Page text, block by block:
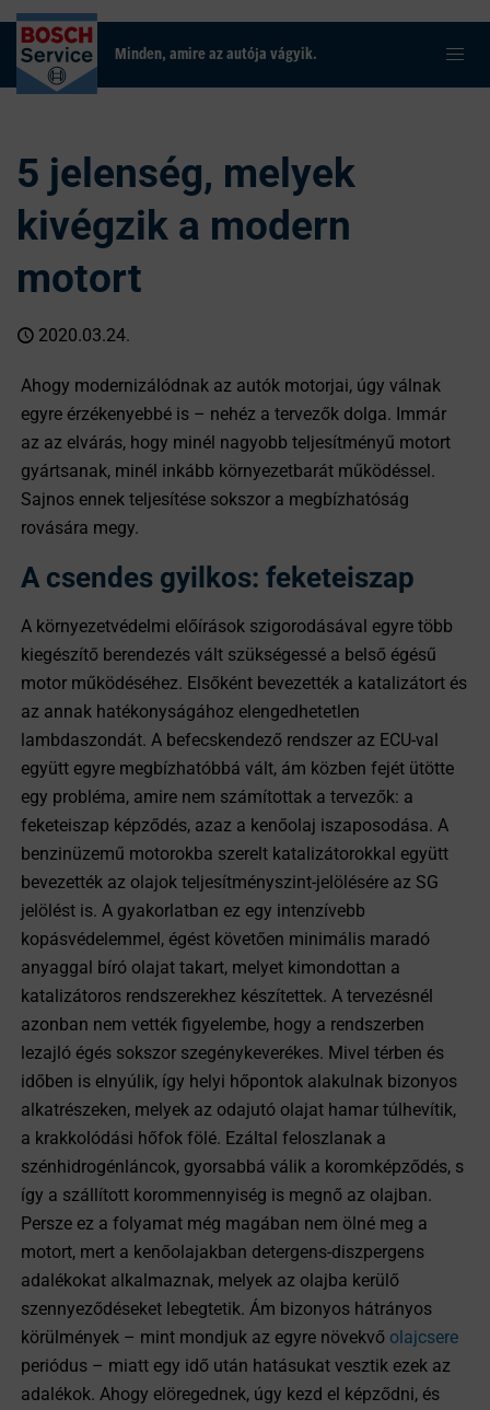
Minden, amire az autója vágyik.
5 jelenség, melyek
kivégzik a modern
motort
2020.03.24.
Ahogy modernizálódnak az autók motorjai, úgy válnak
egyre érzékenyebbé is – nehéz a tervezők dolga. Immár
az az elvárás, hogy minél nagyobb teljesítményű motort
gyártsanak, minél inkább környezetbarát működéssel.
Sajnos ennek teljesítése sokszor a megbízhatóság
rovására megy.
A csendes gyilkos: feketeiszap
A környezetvédelmi előírások szigorodásával egyre több
kiegészítő berendezés vált szükségessé a belső égésű
motor működéséhez. Elsőként bevezették a katalizátort és
az annak hatékonyságához elengedhetetlen
lambdaszondát. A befecskendező rendszer az ECU-val
együtt egyre megbízhatóbbá vált, ám közben fejét ütötte
egy probléma, amire nem számítottak a tervezők: a
feketeiszap képződés, azaz a kenőolaj iszaposodása. A
benzinüzemű motorokba szerelt katalizátorokkal együtt
bevezették az olajok teljesítményszint-jelölésére az SG
jelölést is. A gyakorlatban ez egy intenzívebb
kopásvédelemmel, égést követően minimális maradó
anyaggal bíró olajat takart, melyet kimondottan a
katalizátoros rendszerekhez készítettek. A tervezésnél
azonban nem vették figyelembe, hogy a rendszerben
lezajló égés sokszor szegénykeverékes. Mivel térben és
időben is elnyúlik, így helyi hőpontok alakulnak bizonyos
alkatrészeken, melyek az odajutó olajat hamar túlhevítik,
a krakkolódási hőfok fölé. Ezáltal feloszlanak a
szénhidrogénláncok, gyorsabbá válik a koromképződés, s
így a szállított korommennyiség is megnő az olajban.
Persze ez a folyamat még magában nem ölné meg a
motort, mert a kenőolajakban detergens-diszpergens
adalékokat alkalmaznak, melyek az olajba kerülő
szennyeződéseket lebegtetik. Ám bizonyos hátrányos
körülmények – mint mondjuk az egyre növekvő olajcsere
periódus – miatt egy idő után hatásukat vesztik ezek az
adalékok. Ahogy elöregednek, úgy kezd el képződni, és